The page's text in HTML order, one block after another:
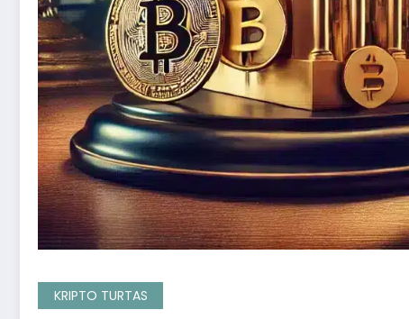
KRIPTO TURTAS